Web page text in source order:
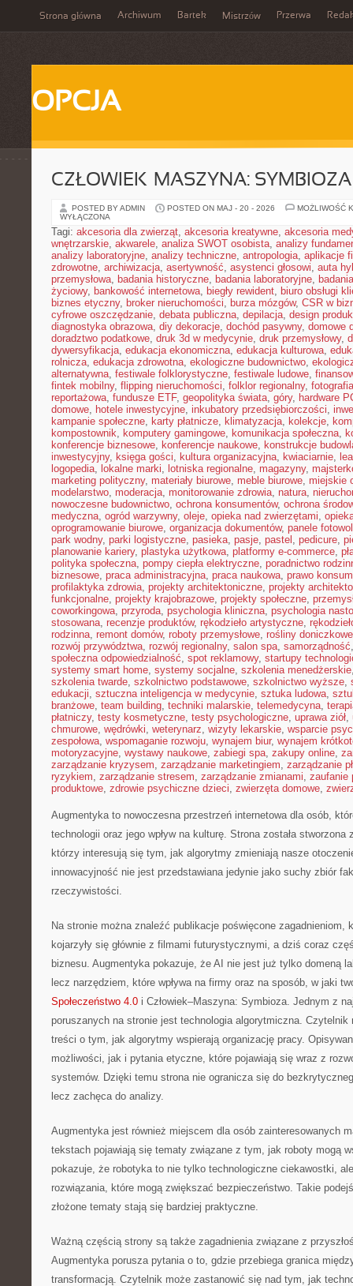
Strona główna Archiwum Bartek Mistrzów Przerwa
OPCJA
CZŁOWIEK–MASZYNA: SYMBIOZA
POSTED BY ADMIN POSTED ON MAJ - 20 - 2026
MOŻLIWOŚĆ
WYŁĄCZONA
Tagi: akcesoria dla zwierząt, akcesoria kreatywne, akcesoria
wnętrzarskie, akwarele, analiza SWOT osobista, analizy
analizy laboratoryjne, analizy techniczne, antropologia, aplikacje
zdrowotne, archiwizacja, asertywność, asystenci głosowi, auta
przemysłowa, badania historyczne, badania laboratoryjne,
życiowy, bankowość internetowa, biegły rewident, biuro obsługi
biznes etyczny, broker nieruchomości, burza mózgów, CSR w
cyfrowe oszczędzanie, debata publiczna, depilacja, design
diagnostyka obrazowa, diy dekoracje, dochód pasywny, domowe
doradztwo podatkowe, druk 3d w medycynie, druk przemysłowy,
dywersyfikacja, edukacja ekonomiczna, edukacja kulturowa,
rolnicza, edukacja zdrowotna, ekologiczne budownictwo,
alternatywna, festiwale folklorystyczne, festiwale ludowe,
fintek mobilny, flipping nieruchomości, folklor regionalny,
reportażowa, fundusze ETF, geopolityka świata, góry, hardware
domowe, hotele inwestycyjne, inkubatory przedsiębiorczości,
kampanie społeczne, karty płatnicze, klimatyzacja, kolekcje,
kompostownik, komputery gamingowe, komunikacja społeczna,
konferencje biznesowe, konferencje naukowe, konstrukcje
inwestycyjny, księga gości, kultura organizacyjna, kwiaciarnie,
logopedia, lokalne marki, lotniska regionalne, magazyny,
marketing polityczny, materiały biurowe, meble biurowe, miejskie
modelarstwo, moderacja, monitorowanie zdrowia, natura,
nowoczesne budownictwo, ochrona konsumentów, ochrona
medyczna, ogród warzywny, oleje, opieka nad zwierzętami,
oprogramowanie biurowe, organizacja dokumentów, panele
park wodny, parki logistyczne, pasieka, pasje, pastel , pedicure,
planowanie kariery, plastyka użytkowa, platformy e-commerce,
polityka społeczna, pompy ciepła elektryczne, poradnictwo
biznesowe, praca administracyjna, praca naukowa, prawo
profilaktyka zdrowia, projekty architektoniczne, projekty
funkcjonalne, projekty krajobrazowe, projekty społeczne,
coworkingowa, przyroda, psychologia kliniczna, psychologia
stosowana, recenzje produktów, rękodzieło artystyczne,
rodzinna, remont domów, roboty przemysłowe, rośliny doniczkowe
rozwój przywództwa, rozwój regionalny, salon spa, samorządność
społeczna odpowiedzialność, spot reklamowy, startupy
systemy smart home, systemy socjalne, szkolenia menedżerskie
szkolenia twarde, szkolnictwo podstawowe, szkolnictwo wyższe,
edukacji, sztuczna inteligencja w medycynie, sztuka ludowa,
branżowe, team building, techniki malarskie, telemedycyna,
płatniczy, testy kosmetyczne, testy psychologiczne, uprawa ziół,
chmurowe, wędrówki, weterynarz, wizyty lekarskie, wsparcie
zespołowa, wspomaganie rozwoju, wynajem biur, wynajem
motoryzacyjne, wystawy naukowe, zabiegi spa, zakupy online,
zarządzanie kryzysem, zarządzanie marketingiem, zarządzanie
ryzykiem, zarządzanie stresem, zarządzanie zmianami, zaufanie
produktowe, zdrowie psychiczne dzieci, zwierzęta domowe,
Augmentyka to nowoczesna przestrzeń internetowa dla osób,
technologii oraz jego wpływ na kulturę. Strona została
którzy interesują się tym, jak algorytmy zmieniają nasze
innowacyjność nie jest przedstawiana jedynie jako suchy zbiór
rzeczywistości.
Na stronie można znaleźć publikacje poświęcone zagadnieniom,
kojarzyły się głównie z filmami futurystycznymi, a dziś coraz
biznesu. Augmentyka pokazuje, że AI nie jest już tylko domeną
lecz narzędziem, które wpływa na firmy oraz na sposób, w jaki
Społeczeństwo 4.0 i Człowiek–Maszyna: Symbioza. Jednym z
poruszanych na stronie jest technologia algorytmiczna.
treści o tym, jak algorytmy wspierają organizację pracy.
możliwości, jak i pytania etyczne, które pojawiają się wraz z
systemów. Dzięki temu strona nie ogranicza się do
lecz zachęca do analizy.
Augmentyka jest również miejscem dla osób zainteresowanych
tekstach pojawiają się tematy związane z tym, jak roboty mogą
pokazuje, że robotyka to nie tylko technologiczne ciekawostki,
rozwiązania, które mogą zwiększać bezpieczeństwo. Takie
złożone tematy stają się bardziej praktyczne.
Ważną częścią strony są także zagadnienia związane z
Augmentyka porusza pytania o to, gdzie przebiega granica
transformacją. Czytelnik może zastanowić się nad tym, jak